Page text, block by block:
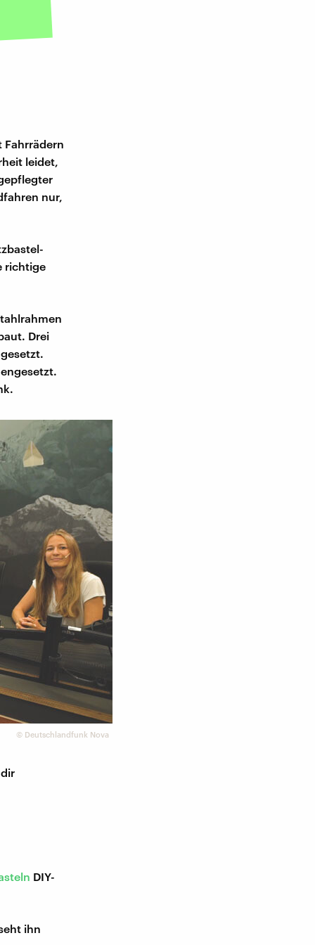
Fahrrädern
leidet,
nur,
richtige
Drei
© Deutschlandfunk Nova
DIY-
ihn